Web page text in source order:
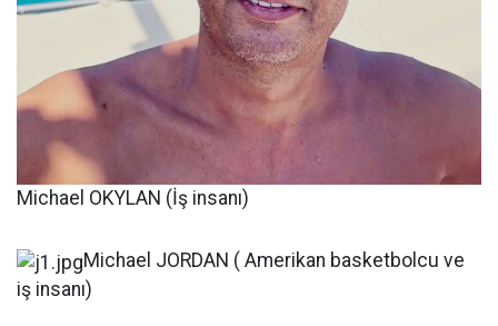
Michael OKYLAN (İş insanı)
Michael JORDAN ( Amerikan basketbolcu ve
iş insanı)